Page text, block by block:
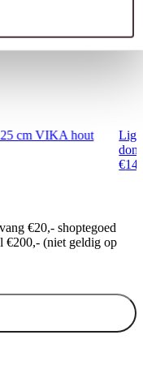
cm VIKA hout
€
€20,- shoptegoed
€200,- (niet geldig op